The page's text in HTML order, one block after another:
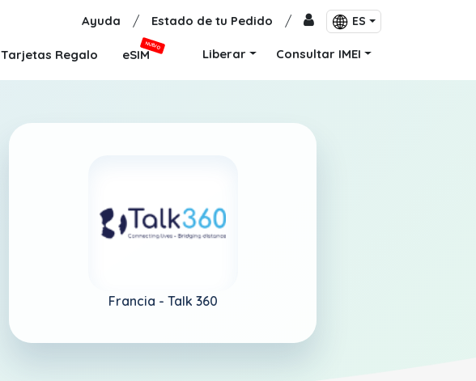
Ayuda / Estado de tu Pedido / ES
Tarjetas Regalo eSIM
NUEVO
Liberar Consultar IMEI
Francia - Talk 360